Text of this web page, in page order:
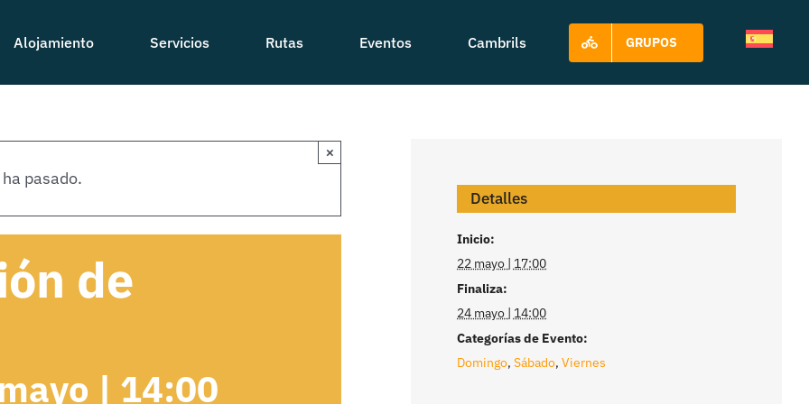
Alojamiento Servicios Rutas Eventos Cambrils GRUPOS
pasado.
×
de
| 14:00
Detalles
Inicio:
22 mayo | 17:00
Finaliza:
24 mayo | 14:00
Categorías de Evento:
Domingo,Sábado,Viernes